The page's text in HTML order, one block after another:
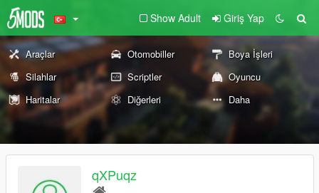
Show Adult Giriş Yap
Araçlar Otomobiller
Boya İşleri
Silahlar
Scriptler
Oyuncu
Haritalar
Diğerleri Daha
qXPuqz